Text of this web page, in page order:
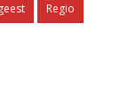
Regio